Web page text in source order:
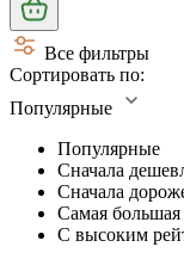
Все фильтры
Сортировать по:
Популярные
Популярные
Сначала
Сначала
Самая большая
С высоким